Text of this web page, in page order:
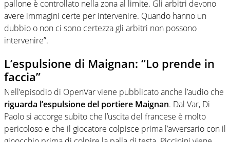
pallone è controllato nella zona al limite. Gli arbitri devono
avere immagini certe per intervenire. Quando hanno un
dubbio o non ci sono certezza gli arbitri non possono
intervenire”.
L’espulsione di Maignan: “Lo prende in
faccia”
Nell’episodio di OpenVar viene pubblicato anche l’audio che
riguarda l’espulsione del portiere Maignan. Dal Var, Di
Paolo si accorge subito che l’uscita del francese è molto
pericoloso e che il giocatore colpisce prima l’avversario con il